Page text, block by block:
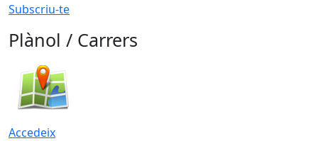
Subscriu-te
Plànol / Carrers
Accedeix